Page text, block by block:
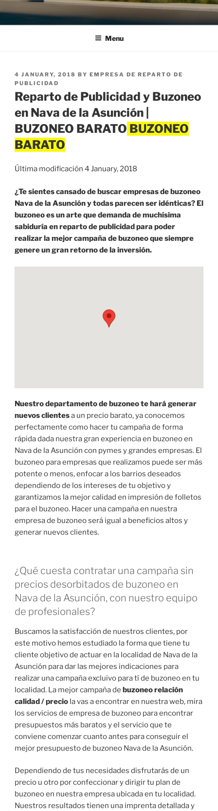
Menu
POSTED
ON
4 JANUARY, 2018 BY EMPRESA DE REPARTO DE
PUBLICIDAD
Reparto de Publicidad y Buzoneo
en Nava de la Asunción |
BUZONEO BARATO
Última modificación 4 January, 2018
¿Te sientes cansado de buscar empresas de buzoneo
Nava de la Asunción y todas parecen ser idénticas? El
buzoneo es un arte que demanda de muchísima
sabiduría en reparto de publicidad para poder
realizar la mejor campaña de buzoneo que siempre
genere un gran retorno de la inversión.
Nuestro departamento de buzoneo te hará generar
nuevos clientesa un precio barato, ya conocemos
perfectamente como hacer tu campaña de forma
rápida dada nuestra gran experiencia en buzoneo en
Nava de la Asunción con pymes y grandes empresas. El
buzoneo para empresas que realizamos puede ser más
potente o menos, enfocar a los barrios deseados
dependiendo de los intereses de tu objetivo y
garantizamos la mejor calidad en impresión de folletos
para el buzoneo. Hacer una campaña en nuestra
empresa de buzoneo será igual a beneficios altos y
generar nuevos clientes.
¿Qué cuesta contratar una campaña sin
precios desorbitados de buzoneo en
Nava de la Asunción, con nuestro equipo
de profesionales?
Buscamos la satisfacción de nuestros clientes, por
este motivo hemos estudiado la forma que tiene tu
cliente objetivo de actuar en la localidad de Nava de la
Asunción para dar las mejores indicaciones para
realizar una campaña excluivo para tí de buzoneo en tu
localidad. La mejor campaña de buzoneo relación
calidad / precio la vas a encontrar en nuestra web, mira
los servicios de empresa de buzoneo para encontrar
presupuestos más baratos y el servicio que te
conviene comenzar cuanto antes para conseguir el
mejor presupuesto de buzoneo Nava de la Asunción.
Dependiendo de tus necesidades disfrutarás de un
precio u otro por confeccionar y dirigir tu plan de
buzoneo en nuestra empresa ubicada en tu localidad.
Nuestros resultados tienen una imprenta detallada y